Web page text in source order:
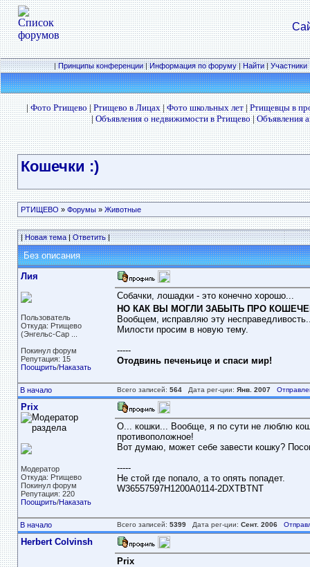
|Принципы конференции|Информация по форуму|Найти|Участники
|Фото Ртищево|Ртищево в Лицах|Фото школьных лет|Ртищевцы в
|Объявления о недвижимости в Ртищево|Объявления
Кошечки :)
РТИЩЕВО » Форумы» Животные
|Новая тема|Ответить|
Без описания
Лия
Пользователь
Откуда: Ртищево
(Энгельс-Сар ...
Покинул форум
Репутация: 15
Поощрить/Наказать
Собачки, лошадки - это конечно хорошо...
НО КАК ВЫ МОГЛИ ЗАБЫТЬ ПРО
Вообщем, исправляю эту
Милости просим в новую тему.
-----
Отодвинь печеньице и спаси мир!
В начало Всего записей: 564Дата рег-ции: Янв. 2007
Prix
Модератор
Откуда: Ртищево
Покинул форум
Репутация: 220
Поощрить/Наказать
О... кошки... Вообще, я по сути не люблю
противоположное!
Вот думаю, может себе завести кошку?
-----
Не стой где попало, а то опять попадет.
W36557597H1200A0114-2DXTBTNT
В начало Всего записей: 5399Дата рег-ции: Сент. 2006
Herbert Colvinsh
Prix